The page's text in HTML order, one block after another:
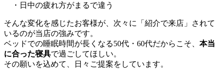
・日中の疲れ方がまるで違う
そんな変化を感じたお客様が、次々に「紹介で来店」されて
いるのが当店の強みです。
ベッドでの睡眠時間が長くなる50代・60代だからこそ、 本当
に合った寝具で過ごしてほしい。
その願いを込めて、日々ご提案をしています。